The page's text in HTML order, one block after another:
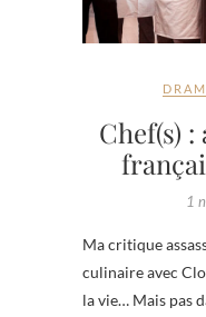
Chef(s)
1
Ma critique
culinaire avec
la vie… Mais pas